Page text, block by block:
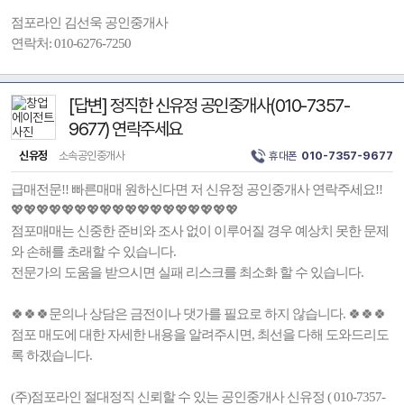
점포라인 김선욱 공인중개사
연락처: 010-6276-7250
[답변] 정직한 신유정 공인중개사(010-7357-
9677) 연락주세요
신유정 소속공인중개사 휴대폰 010-7357-9677
급매전문!! 빠른매매 원하신다면 저 신유정 공인중개사 연락주세요!!
💖💖💖💖💖💖💖💖💖💖💖💖💖💖💖💖💖💖
점포매매는 신중한 준비와 조사 없이 이루어질 경우 예상치 못한 문제
와 손해를 초래할 수 있습니다.
전문가의 도움을 받으시면 실패 리스크를 최소화 할 수 있습니다.
🍀🍀🍀문의나 상담은 금전이나 댓가를 필요로 하지 않습니다. 🍀🍀🍀
점포 매도에 대한 자세한 내용을 알려주시면, 최선을 다해 도와드리도
록 하겠습니다.
(주)점포라인 절대정직 신뢰할 수 있는 공인중개사 신유정 ( 010-7357-